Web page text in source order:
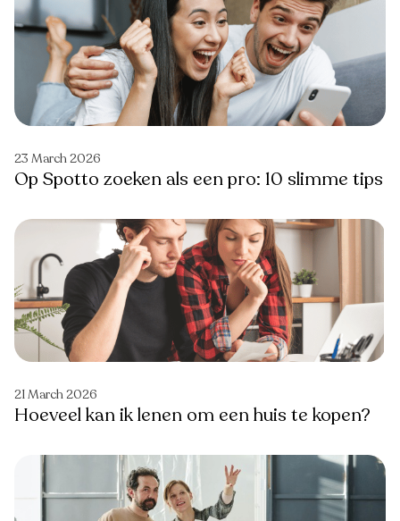
23 March 2026
Op Spotto zoeken als een pro: 10 slimme tips
21 March 2026
Hoeveel kan ik lenen om een huis te kopen?